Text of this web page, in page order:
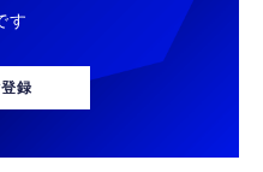
す
録